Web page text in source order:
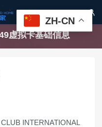

虚拟卡基础信息
INTERNATIONAL
ZH-CN